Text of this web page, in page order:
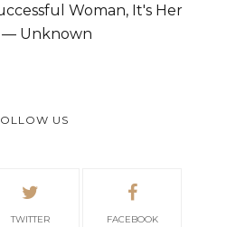
Woman, It's Her
— Unknown
US
TWITTER FACEBOOK